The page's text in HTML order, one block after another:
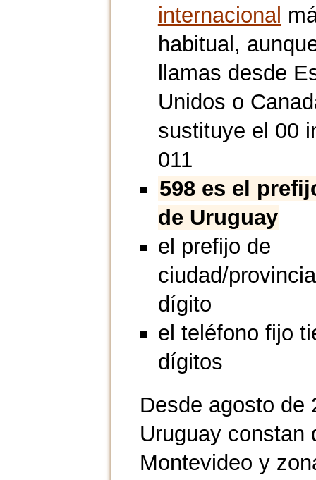
internacional
habitual,
llamas desde
Unidos o
sustituye el 00
011
598 es el
de Uruguay
el prefijo de
ciudad/
dígito
el teléfono fijo
dígitos
Desde agosto de
Uruguay constan
Montevideo y